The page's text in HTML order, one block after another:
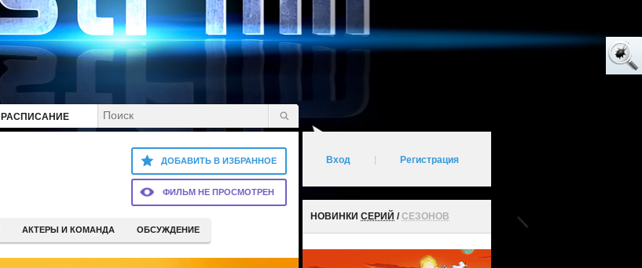
РАСПИСАНИЕ
ДОБАВИТЬ В ИЗБРАННОЕ
ФИЛЬМ НЕ ПРОСМОТРЕН
АКТЕРЫ И КОМАНДА ОБСУЖДЕНИЕ
Вход Регистрация
НОВИНКИ СЕРИЙ /СЕЗОНОВ